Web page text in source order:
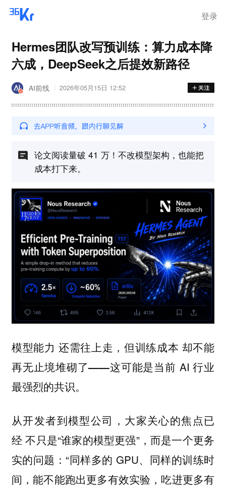
登录
Hermes团队改写预训练：算力成本降
六成，DeepSeek之后提效新路径
AI前线 2026年05月15日 12:52
论文阅读量破 41 万！不改模型架构，也能把
成本打下来。
模型能力还需往上走 ，但训练成本 却不能
再无止境堆砌了——这可能是当前 AI 行业
最强烈的共识。
从开发者到模型公司，大家关心的焦点已
经不只是“谁家的模型更强”，而是一个更务
实的问题：“同样多的 GPU、同样的训练时
间，能不能跑出更多有效实验，吃进更多有